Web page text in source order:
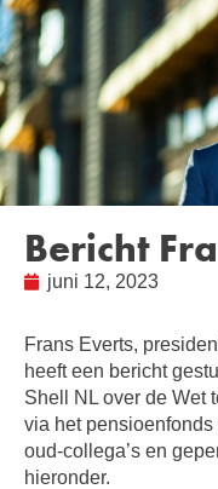
Bericht
juni 12, 2023
Frans Everts,
heeft een bericht
Shell NL over de Wet
via het
oud-collega’s en
hieronder.